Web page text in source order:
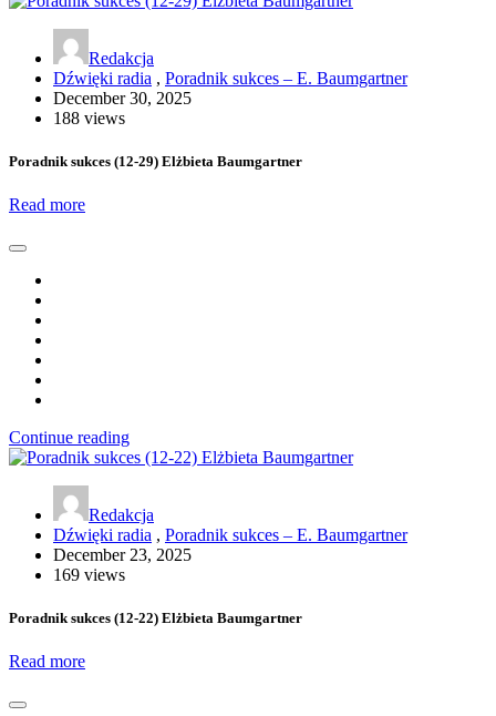
Redakcja
Dźwięki radia , Poradnik sukces – E. Baumgartner
December 30, 2025
188 views
Poradnik sukces (12-29) Elżbieta Baumgartner
Read more
Continue reading
Redakcja
Dźwięki radia , Poradnik sukces – E. Baumgartner
December 23, 2025
169 views
Poradnik sukces (12-22) Elżbieta Baumgartner
Read more